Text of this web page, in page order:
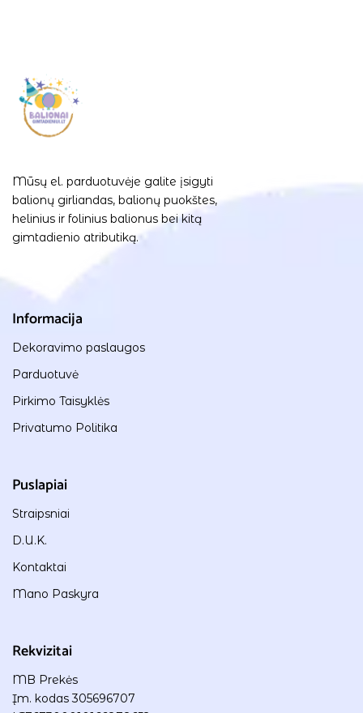
Mūsų el. parduotuvėje galite įsigyti
balionų girliandas, balionų puokštes,
helinius ir folinius balionus bei kitą
gimtadienio atributiką.
Informacija
Dekoravimo paslaugos
Parduotuvė
Pirkimo Taisyklės
Privatumo Politika
Puslapiai
Straipsniai
D.U.K.
Kontaktai
Mano Paskyra
Rekvizitai
MB Prekės
Įm. kodas 305696707